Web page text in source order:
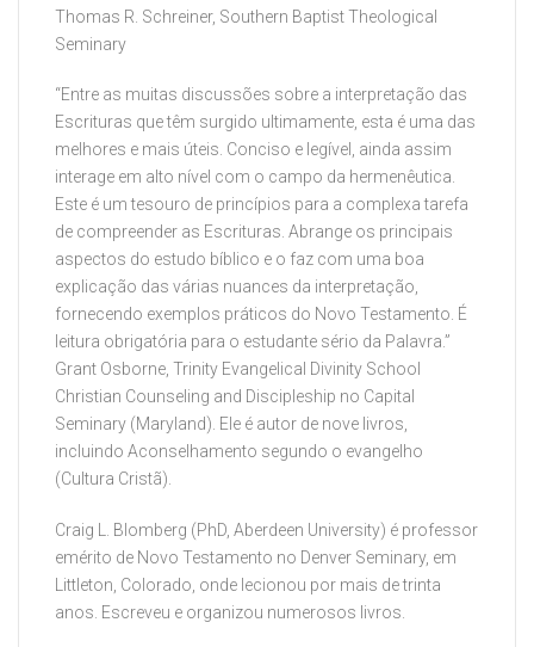
Thomas R. Schreiner, Southern Baptist Theological
Seminary
“Entre as muitas discussões sobre a interpretação das
Escrituras que têm surgido ultimamente, esta é uma das
melhores e mais úteis. Conciso e legível, ainda assim
interage em alto nível com o campo da hermenêutica.
Este é um tesouro de princípios para a complexa tarefa
de compreender as Escrituras. Abrange os principais
aspectos do estudo bíblico e o faz com uma boa
explicação das várias nuances da interpretação,
fornecendo exemplos práticos do Novo Testamento. É
leitura obrigatória para o estudante sério da Palavra.”
Grant Osborne, Trinity Evangelical Divinity School
Christian Counseling and Discipleship no Capital
Seminary (Maryland). Ele é autor de nove livros,
incluindo Aconselhamento segundo o evangelho
(Cultura Cristã).
Craig L. Blomberg (PhD, Aberdeen University) é professor
emérito de Novo Testamento no Denver Seminary, em
Littleton, Colorado, onde lecionou por mais de trinta
anos. Escreveu e organizou numerosos livros.